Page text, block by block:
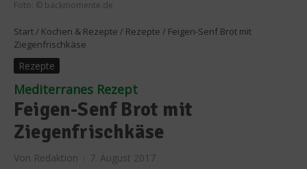
Foto: © backmomente.de
Start / Kochen & Rezepte / Rezepte / Feigen-Senf Brot mit
Ziegenfrischkäse
Rezepte
Mediterranes Rezept
Feigen-Senf Brot mit
Ziegenfrischkäse
Von Redaktion 7. August 2017